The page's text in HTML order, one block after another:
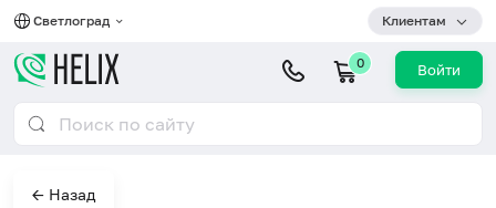
Светлоград Клиентам
0 Войти
← Назад